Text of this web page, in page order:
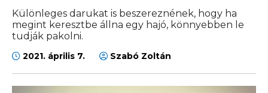
Különleges darukat is beszereznének, hogy ha
megint keresztbe állna egy hajó, könnyebben le
tudják pakolni.
2021. április 7. Szabó Zoltán